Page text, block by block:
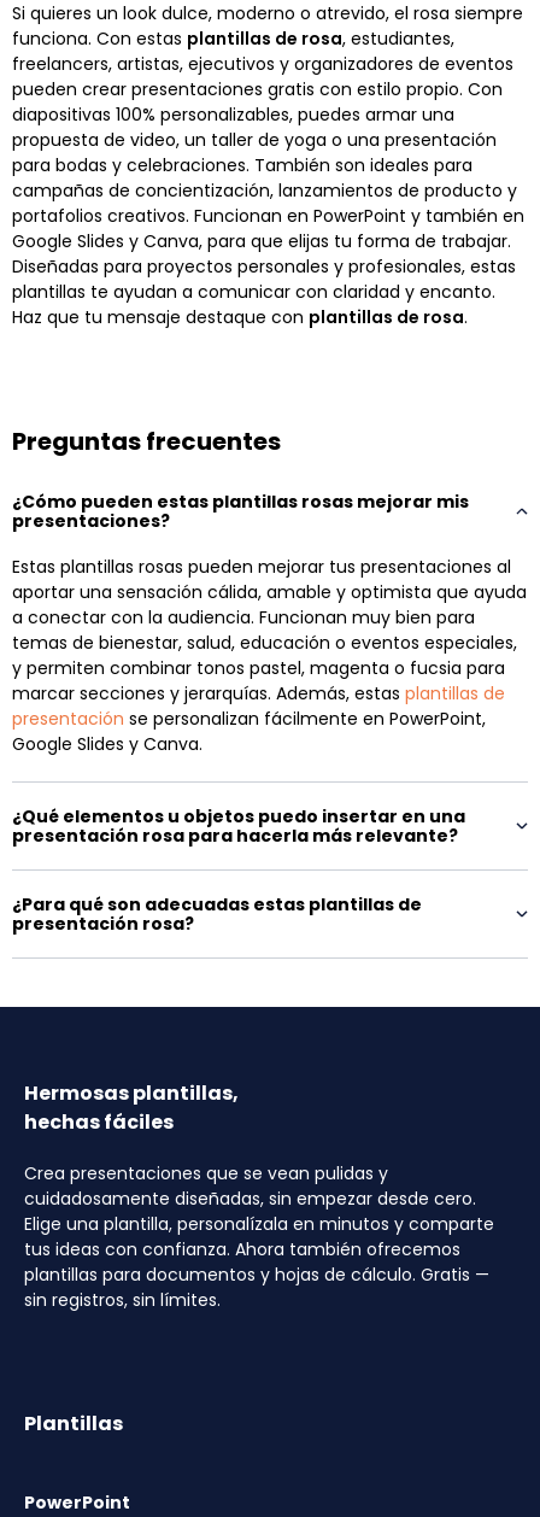
Si quieres un look dulce, moderno o atrevido, el rosa siempre
funciona. Con estas plantillas de rosa, estudiantes,
freelancers, artistas, ejecutivos y organizadores de eventos
pueden crear presentaciones gratis con estilo propio. Con
diapositivas 100% personalizables, puedes armar una
propuesta de video, un taller de yoga o una presentación
para bodas y celebraciones. También son ideales para
campañas de concientización, lanzamientos de producto y
portafolios creativos. Funcionan en PowerPoint y también en
Google Slides y Canva, para que elijas tu forma de trabajar.
Diseñadas para proyectos personales y profesionales, estas
plantillas te ayudan a comunicar con claridad y encanto.
Haz que tu mensaje destaque con plantillas de rosa.
Preguntas frecuentes
¿Cómo pueden estas plantillas rosas mejorar mis
presentaciones?
Estas plantillas rosas pueden mejorar tus presentaciones al
aportar una sensación cálida, amable y optimista que ayuda
a conectar con la audiencia. Funcionan muy bien para
temas de bienestar, salud, educación o eventos especiales,
y permiten combinar tonos pastel, magenta o fucsia para
marcar secciones y jerarquías. Además, estas plantillas de
presentación se personalizan fácilmente en PowerPoint,
Google Slides y Canva.
¿Qué elementos u objetos puedo insertar en una
presentación rosa para hacerla más relevante?
¿Para qué son adecuadas estas plantillas de
presentación rosa?
Hermosas plantillas,
hechas fáciles
Crea presentaciones que se vean pulidas y
cuidadosamente diseñadas, sin empezar desde cero.
Elige una plantilla, personalízala en minutos y comparte
tus ideas con confianza. Ahora también ofrecemos
plantillas para documentos y hojas de cálculo. Gratis —
sin registros, sin límites.
Plantillas
PowerPoint